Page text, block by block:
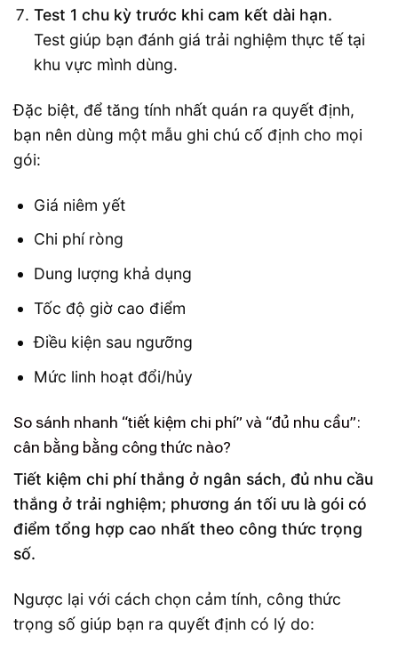
Test 1 chu kỳ trước khi cam kết dài hạn.
Test giúp bạn đánh giá trải nghiệm thực tế tại
khu vực mình dùng.
Đặc biệt, để tăng tính nhất quán ra quyết định,
bạn nên dùng một mẫu ghi chú cố định cho mọi
gói:
Giá niêm yết
Chi phí ròng
Dung lượng khả dụng
Tốc độ giờ cao điểm
Điều kiện sau ngưỡng
Mức linh hoạt đổi/hủy
So sánh nhanh “tiết kiệm chi phí” và “đủ nhu cầu”:
cân bằng bằng công thức nào?
Tiết kiệm chi phí thắng ở ngân sách, đủ nhu cầu
thắng ở trải nghiệm; phương án tối ưu là gói có
điểm tổng hợp cao nhất theo công thức trọng
số.
Ngược lại với cách chọn cảm tính, công thức
trọng số giúp bạn ra quyết định có lý do: